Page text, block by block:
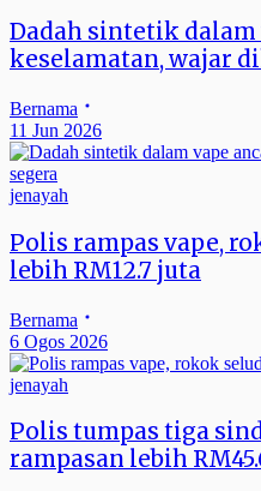
Dadah sintetik dalam
keselamatan, wajar
Bernama
11 Jun 2026
jenayah
Polis rampas vape,
lebih RM12.7 juta
Bernama
6 Ogos 2026
jenayah
Polis tumpas tiga
rampasan lebih